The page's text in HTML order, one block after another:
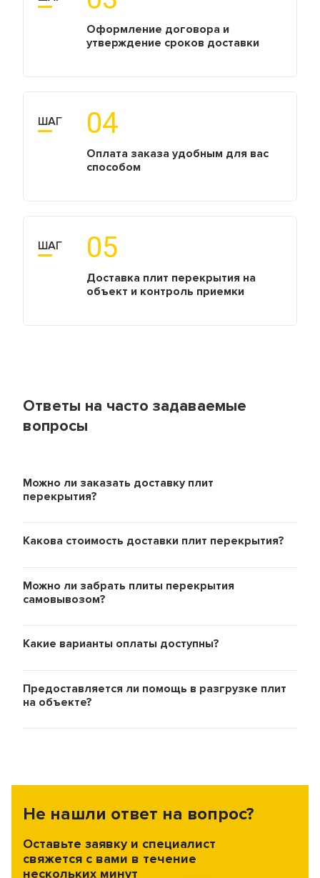
Оформление договора и
утверждение сроков доставки
ШАГ 04
Оплата заказа удобным для вас
способом
ШАГ 05
Доставка плит перекрытия на
объект и контроль приемки
Ответы на часто задаваемые
вопросы
Можно ли заказать доставку плит
перекрытия?
Какова стоимость доставки плит перекрытия?
Можно ли забрать плиты перекрытия
самовывозом?
Какие варианты оплаты доступны?
Предоставляется ли помощь в разгрузке плит
на объекте?
Не нашли ответ на вопрос?
Оставьте заявку и специалист
свяжется с вами в течение
нескольких минут